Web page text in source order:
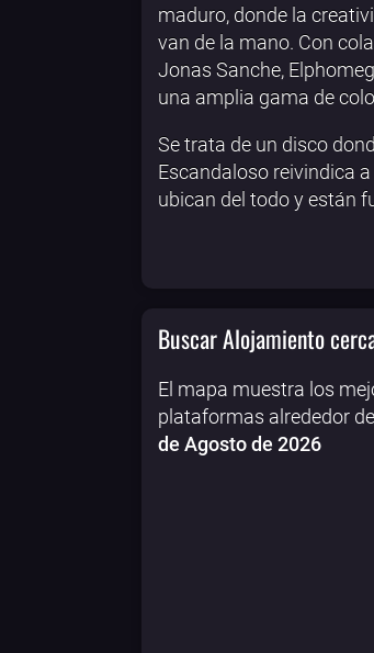
maduro, donde la
van de la mano. Con
Jonas Sanche,
una amplia gama de
Se trata de un disco
Escandaloso reivindica
ubican del todo y están
Buscar Alojamiento
El mapa muestra los
plataformas alrededor
de Agosto de 2026